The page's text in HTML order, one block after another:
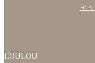
キ
LOULOU